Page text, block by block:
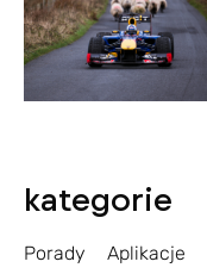
kategorie
Porady Aplikacje